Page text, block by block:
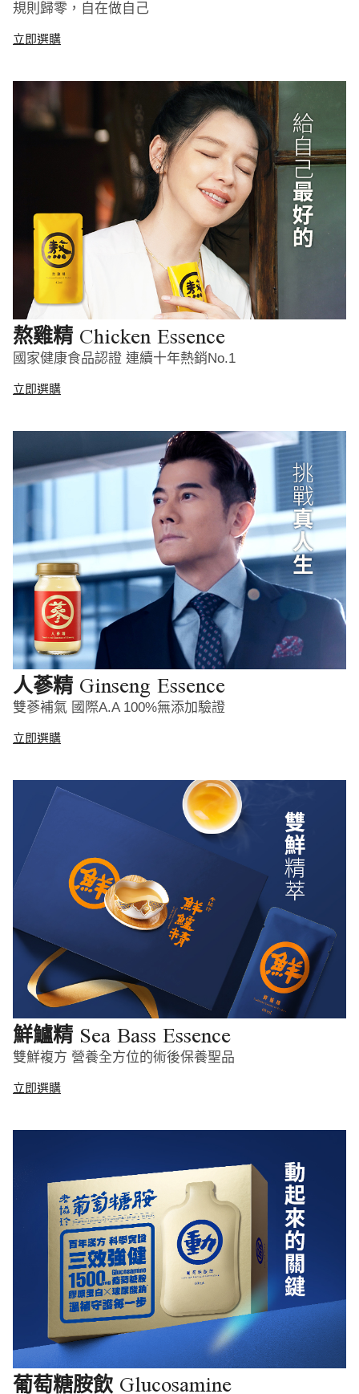
規則歸零，自在做自己
立即選購
熬雞精 Chicken Essence
國家健康食品認證 連續十年熱銷No.1
立即選購
人蔘精 Ginseng Essence
雙蔘補氣 國際A.A 100%無添加驗證
立即選購
鮮鱸精 Sea Bass Essence
雙鮮複方 營養全方位的術後保養聖品
立即選購
葡萄糖胺飲